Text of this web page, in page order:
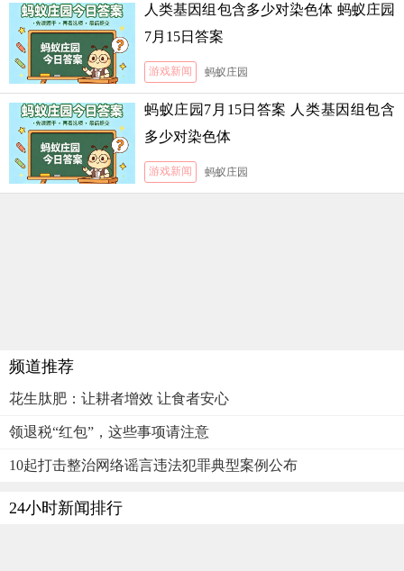
人类基因组包含多少对染色体 蚂蚁庄园
7月15日答案
游戏新闻 蚂蚁庄园
蚂蚁庄园7月15日答案 人类基因组包含
多少对染色体
游戏新闻 蚂蚁庄园
频道推荐
花生肽肥：让耕者增效 让食者安心
领退税“红包”，这些事项请注意
10起打击整治网络谣言违法犯罪典型案例公布
24小时新闻排行